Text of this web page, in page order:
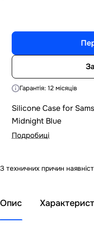
Гарантія: 12 місяців
Silicone Case for
Midnight Blue
Подробиці
З техничних причин
Опис